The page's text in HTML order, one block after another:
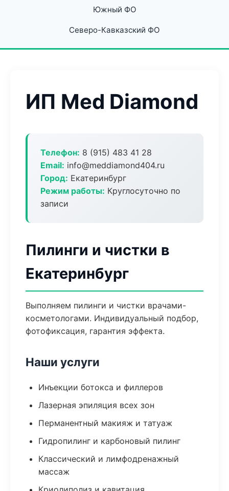
Южный ФО
Северо-Кавказский ФО
ИП Med Diamond
Телефон: 8 (915) 483 41 28
Email: info@meddiamond404.ru
Город: Екатеринбург
Режим работы: Круглосуточно по
записи
Пилинги и чистки в
Екатеринбург
Выполняем пилинги и чистки врачами-
косметологами. Индивидуальный подбор,
фотофиксация, гарантия эффекта.
Наши услуги
Инъекции ботокса и филлеров
Лазерная эпиляция всех зон
Перманентный макияж и татуаж
Гидропилинг и карбоновый пилинг
Классический и лимфодренажный
массаж